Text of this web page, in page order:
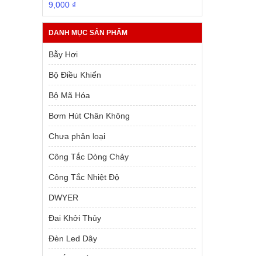
Giá
gốc
là:
10,000 ₫.
9,000 ₫
hiện
tại
là:
9,000 ₫.
DANH MỤC SẢN PHẨM
Bẫy Hơi
Bộ Điều Khiển
Bộ Mã Hóa
Bơm Hút Chân Không
Chưa phân loại
Công Tắc Dòng Chảy
Công Tắc Nhiệt Độ
DWYER
Đai Khởi Thủy
Đèn Led Dây